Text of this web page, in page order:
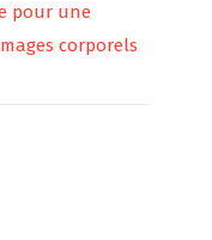
pour une
corporels